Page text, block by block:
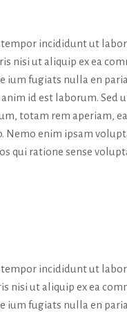
incididunt ut
nisi ut aliquip ex ea
fugiats nulla en
id est laborum. Sed
totam rem aperiam,
Nemo enim ipsam
qui ratione sense
incididunt ut
nisi ut aliquip ex ea
fugiats nulla en